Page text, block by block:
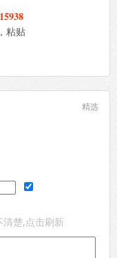
粘贴
精选